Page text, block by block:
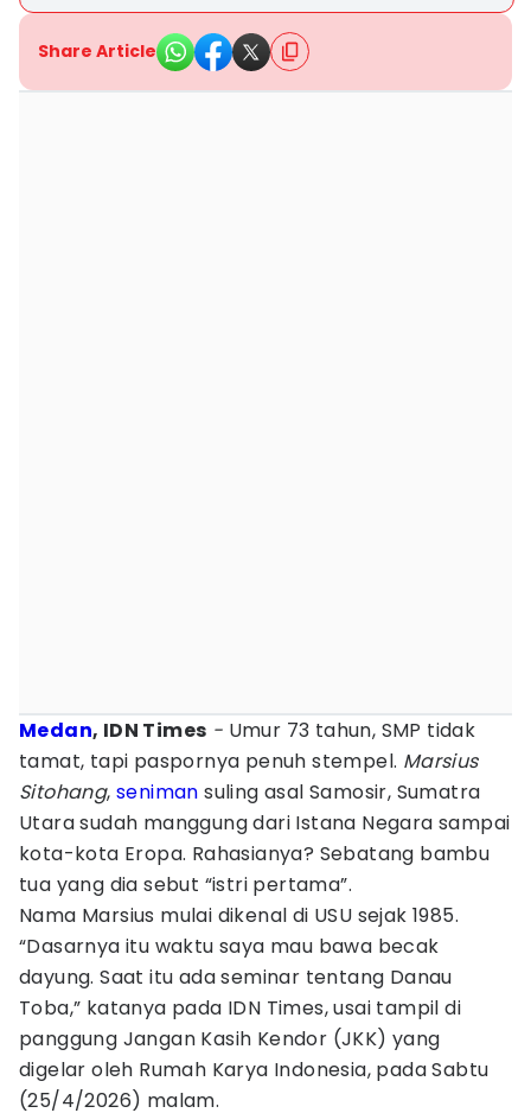
Share Article
Medan, IDN Times - Umur 73 tahun, SMP tidak
tamat, tapi paspornya penuh stempel. Marsius
Sitohang,seniman suling asal Samosir, Sumatra
Utara sudah manggung dari Istana Negara sampai
kota-kota Eropa. Rahasianya? Sebatang bambu
tua yang dia sebut “istri pertama”.
Nama Marsius mulai dikenal di USU sejak 1985.
“Dasarnya itu waktu saya mau bawa becak
dayung. Saat itu ada seminar tentang Danau
Toba,” katanya pada IDN Times, usai tampil di
panggung Jangan Kasih Kendor (JKK) yang
digelar oleh Rumah Karya Indonesia, pada Sabtu
(25/4/2026) malam.